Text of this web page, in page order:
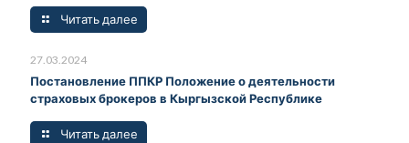
Читать далее
27.03.2024
Постановление ППКР Положение о деятельности
страховых брокеров в Кыргызской Республике
Читать далее